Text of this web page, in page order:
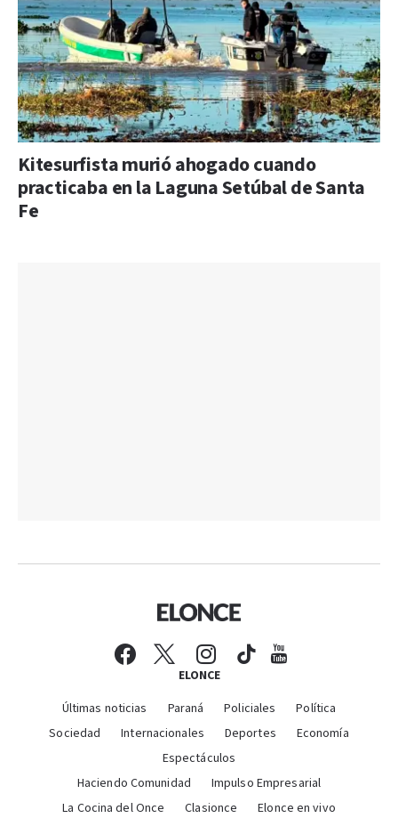
Kitesurfista murió ahogado cuando
practicaba en la Laguna Setúbal de Santa
Fe
ELONCE
Últimas noticias Paraná Policiales
Política
Sociedad
Internacionales Deportes
Economía
Espectáculos
Haciendo Comunidad
Impulso Empresarial
La Cocina del Once
Clasionce Elonce en vivo